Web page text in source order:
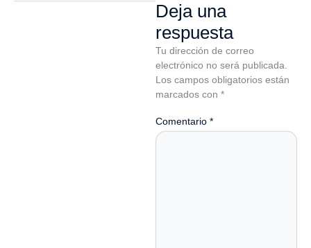
Deja una
respuesta
Tu dirección de correo
electrónico no será publicada.
Los campos obligatorios están
marcados con *
Comentario *